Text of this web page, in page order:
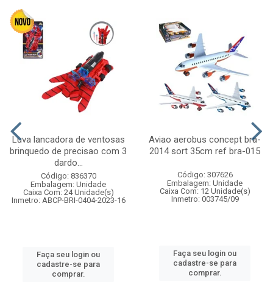
Luva lancadora de ventosas
brinquedo de precisao com 3
dardo...
Código: 836370
Embalagem: Unidade
Caixa Com: 24 Unidade(s)
Inmetro: ABCP-BRI-0404-2023-16
Faça seu login ou
cadastre-se para
comprar.
Aviao aerobus concept bra-
2014 sort 35cm ref bra-015
Código: 307626
Embalagem: Unidade
Caixa Com: 12 Unidade(s)
Inmetro: 003745/09
Faça seu login ou
cadastre-se para
comprar.